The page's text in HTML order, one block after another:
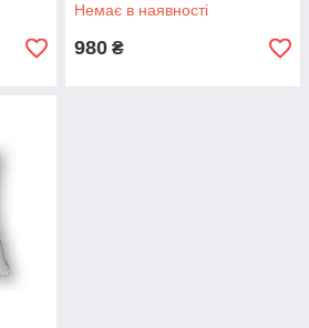
Немає в наявності
980 ₴